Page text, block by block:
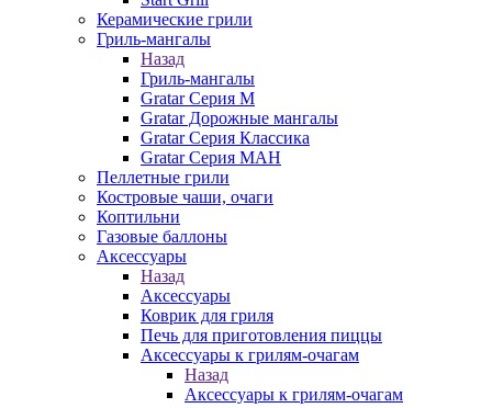
Керамические грили
Гриль-мангалы
Назад
Гриль-мангалы
Gratar Серия M
Gratar Дорожные мангалы
Gratar Серия Классика
Gratar Серия МАН
Пеллетные грили
Костровые чаши, очаги
Коптильни
Газовые баллоны
Аксессуары
Назад
Аксессуары
Коврик для гриля
Печь для приготовления пиццы
Аксессуары к грилям-очагам
Назад
Аксессуары к грилям-очагам